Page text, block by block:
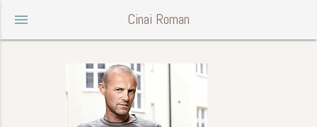
menu Cinai Roman